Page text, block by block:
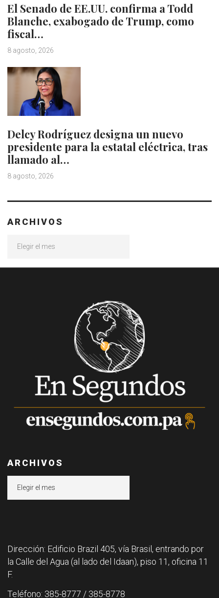
El Senado de EE.UU. confirma a Todd
Blanche, exabogado de Trump, como
fiscal…
8 agosto, 2026
Delcy Rodríguez designa un nuevo
presidente para la estatal eléctrica, tras
llamado al…
8 agosto, 2026
ARCHIVOS
ARCHIVOS
Dirección: Edificio Brazil 405, vía Brasil, entrando por
la Calle del Agua (al lado del Idaan), piso 11, oficina 11
F.
Teléfono: 385-8777 / 385-8778